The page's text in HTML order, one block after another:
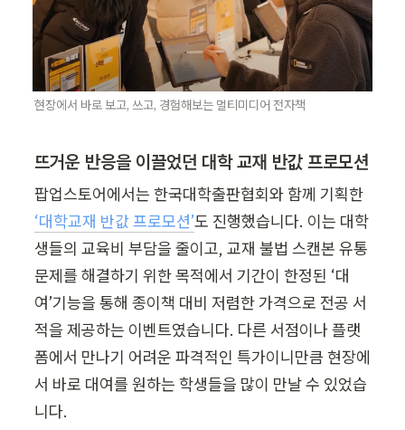
현장에서 바로 보고, 쓰고, 경험해보는 멀티미디어 전자책
뜨거운 반응을 이끌었던 대학 교재 반값 프로모션
‘대학교재 반값 프로모션’도 진행했습니다. 이는 대학
생들의 교육비 부담을 줄이고, 교재 불법 스캔본 유통
문제를 해결하기 위한 목적에서 기간이 한정된 ‘대
여’기능을 통해 종이책 대비 저렴한 가격으로 전공 서
적을 제공하는 이벤트였습니다. 다른 서점이나 플랫
폼에서 만나기 어려운 파격적인 특가이니만큼 현장에
서 바로 대여를 원하는 학생들을 많이 만날 수 있었습
니다.